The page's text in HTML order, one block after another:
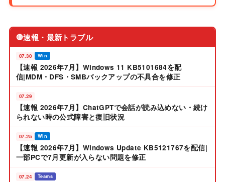
🔴速報・最新トラブル
07.30 Win
【速報 2026年7月】Windows 11 KB5101684を配
信|MDM・DFS・SMBバックアップの不具合を修正
07.29
【速報 2026年7月】ChatGPTで会話が読み込めない・続け
られない時の公式障害と復旧状況
07.25 Win
【速報 2026年7月】Windows Update KB5121767を配信|
一部PCで7月更新が入らない問題を修正
07.24 Teams